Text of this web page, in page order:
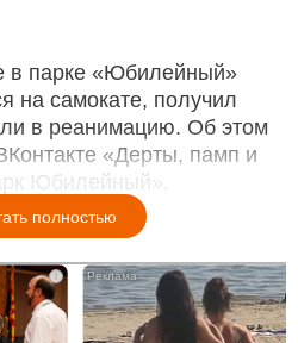
в парке «Юбилейный»
на самокате, получил
в реанимацию. Об этом
«Дерты, памп и
Юбилейный».
полностью